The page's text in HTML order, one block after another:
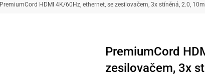
PremiumCord HDMI 4K/60Hz, ethernet, se zesilovačem, 3x stíněná, 2.0, 10m
PremiumCord
zesilovačem, 3x